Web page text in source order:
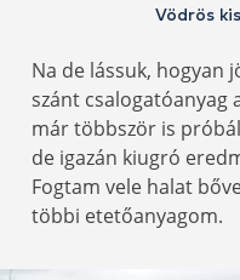
Vödrös
Na de lássuk, hogyan
szánt csalogatóanyag
már többször is
de igazán kiugró
Fogtam vele halat
többi etetőanyagom.